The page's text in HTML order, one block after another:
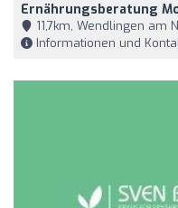
Ernährungsberatung
11,7km, Wendlingen am
Informationen und